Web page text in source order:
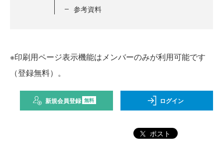
参考資料
※印刷用ページ表示機能はメンバーのみが利用可能です
（登録無料）。
新規会員登録 無料 ログイン
ポスト